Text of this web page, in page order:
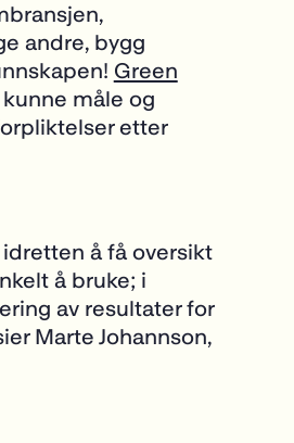
andre, bygg
Green
måle og
etter
å få oversikt
å bruke; i
av resultater for
Marte Johannson,